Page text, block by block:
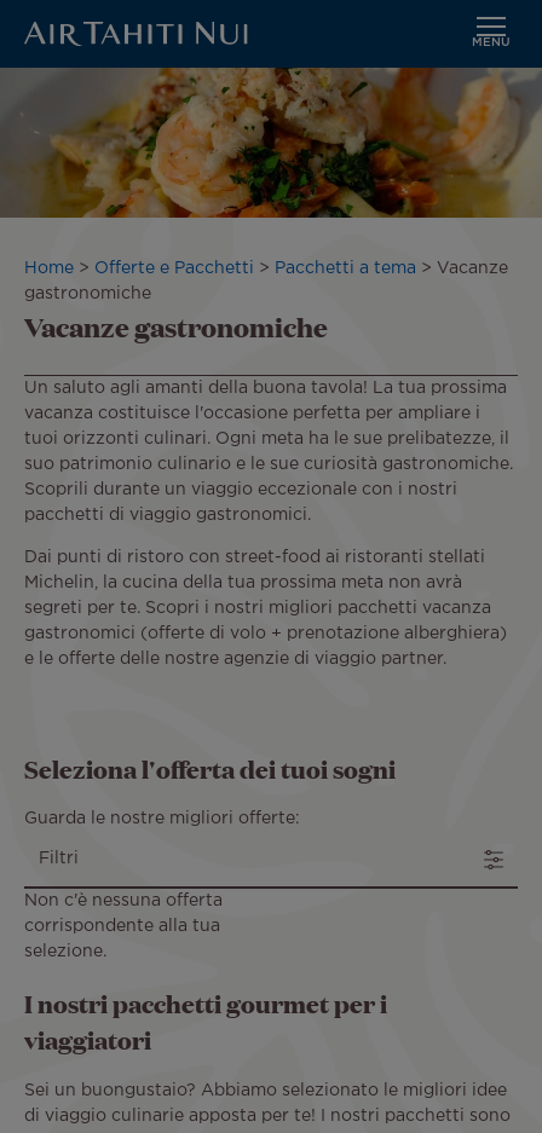
contenuto
principale
MENU
Briciole
di
pane
Home Offerte e Pacchetti Pacchetti a tema
Vacanze
gastronomiche
Vacanze gastronomiche
Un saluto agli amanti della buona tavola! La tua prossima
vacanza costituisce l'occasione perfetta per ampliare i
tuoi orizzonti culinari. Ogni meta ha le sue prelibatezze, il
suo patrimonio culinario e le sue curiosità gastronomiche.
Scoprili durante un viaggio eccezionale con i nostri
pacchetti di viaggio gastronomici.
Dai punti di ristoro con street-food ai ristoranti stellati
Michelin, la cucina della tua prossima meta non avrà
segreti per te. Scopri i nostri migliori pacchetti vacanza
gastronomici (offerte di volo + prenotazione alberghiera)
e le offerte delle nostre agenzie di viaggio partner.
Seleziona l'offerta dei tuoi sogni
Guarda le nostre migliori offerte:
Filtri
Non c'è nessuna offerta
corrispondente alla tua
selezione.
I nostri pacchetti gourmet per i
viaggiatori
Sei un buongustaio? Abbiamo selezionato le migliori idee
di viaggio culinarie apposta per te! I nostri pacchetti sono